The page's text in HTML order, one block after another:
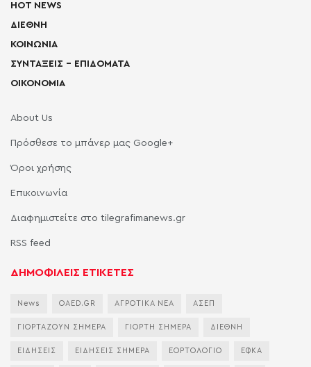
HOT NEWS
ΔΙΕΘΝΗ
ΚΟΙΝΩΝΙΑ
ΣΥΝΤΑΞΕΙΣ – ΕΠΙΔΟΜΑΤΑ
ΟΙΚΟΝΟΜΙΑ
About Us
Πρόσθεσε το μπάνερ μας Google+
Όροι χρήσης
Επικοινωνία
Διαφημιστείτε στο tilegrafimanews.gr
RSS feed
ΔΗΜΟΦΙΛΕΙΣ ΕΤΙΚΕΤΕΣ
News OAED.GR ΑΓΡΟΤΙΚΑ ΝΕΑ ΑΣΕΠ
ΓΙΟΡΤΑΖΟΥΝ ΣΗΜΕΡΑ ΓΙΟΡΤΗ ΣΗΜΕΡΑ ΔΙΕΘΝΗ
ΕΙΔΗΣΕΙΣ ΕΙΔΗΣΕΙΣ ΣΗΜΕΡΑ ΕΟΡΤΟΛΟΓΙΟ ΕΦΚΑ